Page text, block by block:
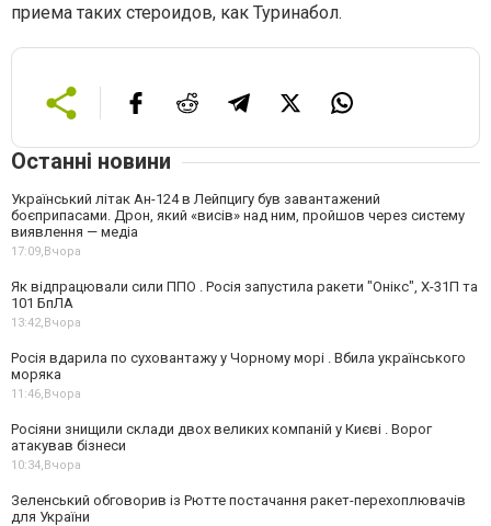
приема таких стероидов, как Туринабол.
Останні новини
Український літак Ан-124 в Лейпцигу був завантажений
боєприпасами. Дрон, який «висів» над ним, пройшов через систему
виявлення — медіа
17:09,Вчора
Як відпрацювали сили ППО . Росія запустила ракети "Онікс", Х-31П та
101 БпЛА
13:42,Вчора
Росія вдарила по суховантажу у Чорному морі . Вбила українського
моряка
11:46,Вчора
Росіяни знищили склади двох великих компаній у Києві . Ворог
атакував бізнеси
10:34,Вчора
Зеленський обговорив із Рютте постачання ракет-перехоплювачів
для України